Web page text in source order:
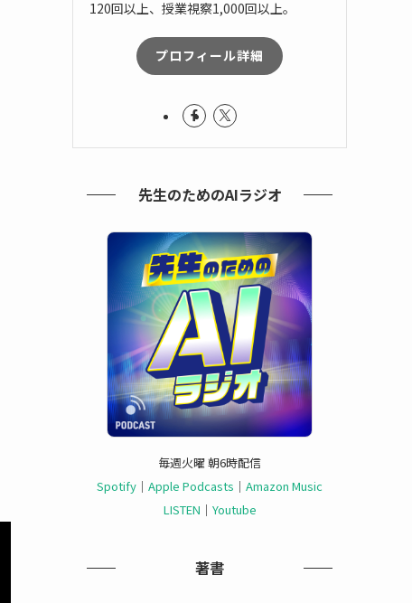
120回以上、授業視察1,000回以上。
プロフィール詳細
先生のためのAIラジオ
毎週火曜 朝6時配信
Spotify ｜ Apple Podcasts ｜ Amazon Music
LISTEN ｜ Youtube
著書